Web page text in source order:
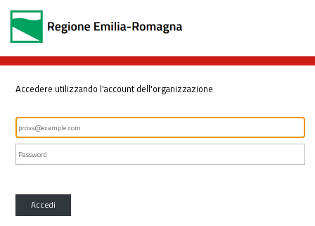
Accedere utilizzando l'account dell'organizzazione
Accedi